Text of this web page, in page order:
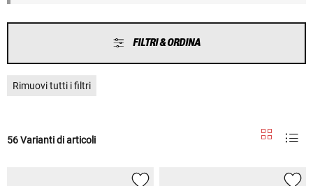
FILTRI & ORDINA
Rimuovi tutti i filtri
56 Varianti di articoli